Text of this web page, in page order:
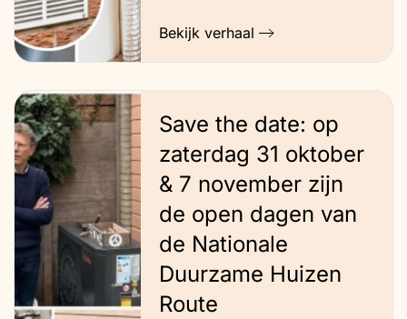
Bekijk verhaal
Save the date: op
zaterdag 31 oktober
& 7 november zijn
de open dagen van
de Nationale
Duurzame Huizen
Route